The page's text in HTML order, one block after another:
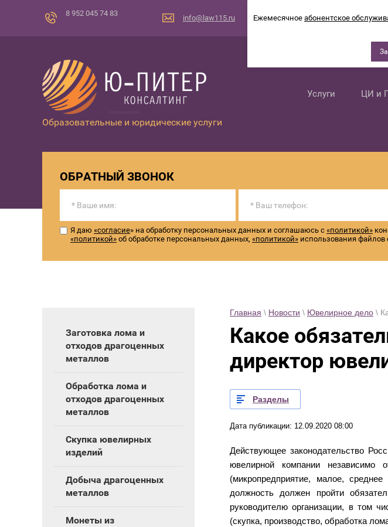
8 952 045 74 83 info@law115.ru
Образовательные и юридические услуги
Услуги ЦИ и
ОБРАТНЫЙ ЗВОНОК
Я даю «согласие» на обработку персональных данных и соглашаюсь с «политикой»
«политикой» об обработке персональных данных, «политикой» использования файлов
Заготовка лома и
отходов драгоценных
металлов
Обработка лома и
отходов драгоценных
металлов
Скупка ювелирных
изделий
Добыча драгоценных
металлов
Монеты из
Главная \ Новости \ Ювелирное дело \
Какое
директор
Разделы
Дата публикации: 12.09.2020 08:00
Действующее законодательство
ювелирной компании
(микропредприятие, малое,
должность должен пройти
руководителю организации, в том
(скупка, производство, обработка
Ежемесячное абонентское